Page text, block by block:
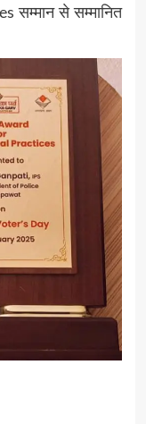
से सम्मानित